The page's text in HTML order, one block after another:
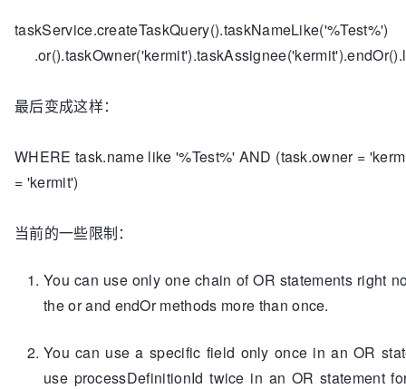
taskService.createTaskQuery().taskNameLike('%Test%')
最后变成这样：
WHERE task.name like '%Test%' AND (task.owner =
= 'kermit')
当前的一些限制：
You can use only one chain of OR statements right
the or and endOr methods more than once.
You can use a specific field only once in an OR
use processDefinitionId twice in an OR statement